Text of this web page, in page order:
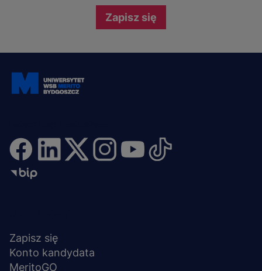
Zapisz się
stopka
Zapisz się
Konto kandydata
MeritoGO